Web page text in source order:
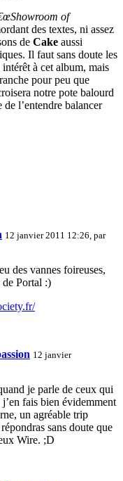
of
des textes, ni assez
de Cake aussi
Il faut sans doute les
à cet album, mais
pour peu que
notre pote balourd
l’entendre balancer
12 janvier 2011 12:26, par
des vannes foireuses,
Portal :)
12 janvier
je parle de ceux qui
fais bien évidemment
un agréable trip
sans doute que
Wire. ;D